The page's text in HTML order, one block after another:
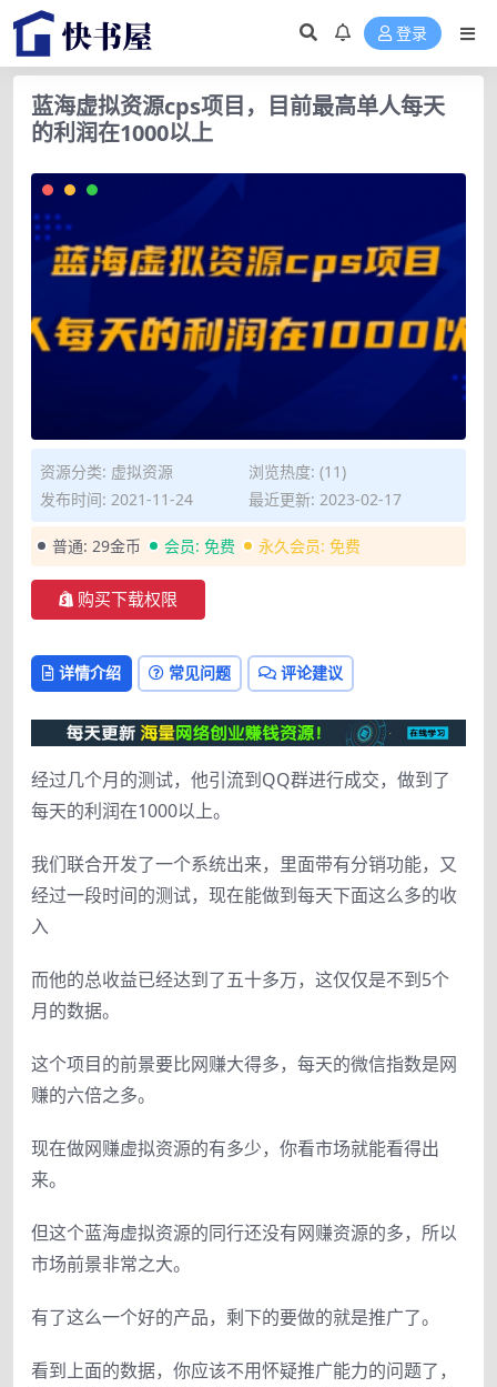
登录
蓝海虚拟资源cps项目，目前最高单人每天
的利润在1000以上
资源分类: 虚拟资源
浏览热度: (11)
发布时间: 2021-11-24
最近更新: 2023-02-17
普通: 29金币 会员: 免费 永久会员: 免费
购买下载权限
详情介绍 常见问题 评论建议
经过几个月的测试，他引流到QQ群进行成交，做到了
每天的利润在1000以上。
我们联合开发了一个系统出来，里面带有分销功能，又
经过一段时间的测试，现在能做到每天下面这么多的收
入
而他的总收益已经达到了五十多万，这仅仅是不到5个
月的数据。
这个项目的前景要比网赚大得多，每天的微信指数是网
赚的六倍之多。
现在做网赚虚拟资源的有多少，你看市场就能看得出
来。
但这个蓝海虚拟资源的同行还没有网赚资源的多，所以
市场前景非常之大。
有了这么一个好的产品，剩下的要做的就是推广了。
看到上面的数据，你应该不用怀疑推广能力的问题了，